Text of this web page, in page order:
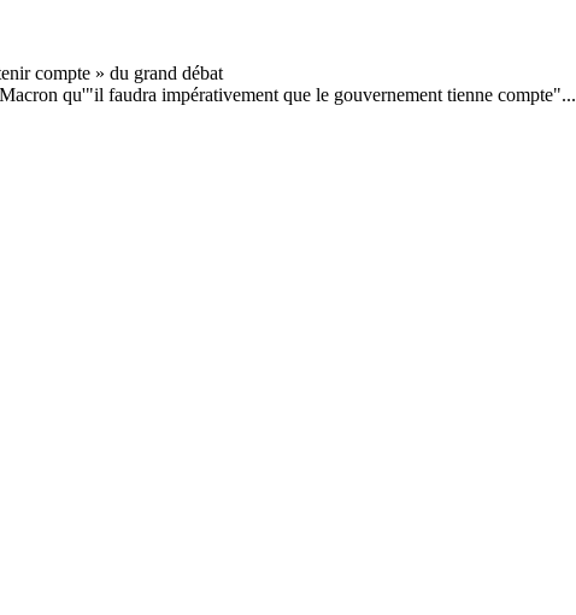
qu'"il faudra impérativement que le gouvernement tienne compte"...